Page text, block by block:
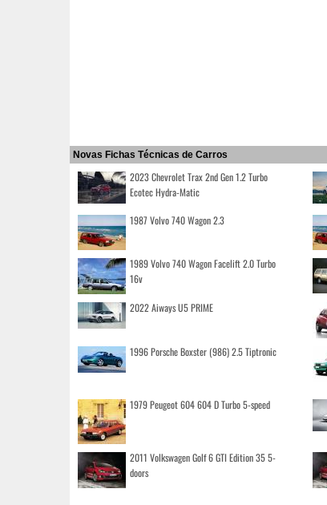
Novas Fichas Técnicas de Carros
2023 Chevrolet Trax 2nd Gen 1.2 Turbo
Ecotec Hydra-Matic
1987 Volvo 740 Wagon 2.3
1989 Volvo 740 Wagon Facelift 2.0 Turbo
16v
2022 Aiways U5 PRIME
1996 Porsche Boxster (986) 2.5 Tiptronic
1979 Peugeot 604 604 D Turbo 5-speed
2011 Volkswagen Golf 6 GTI Edition 35 5-
doors